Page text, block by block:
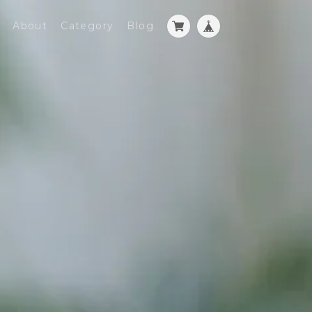
About Category Blog